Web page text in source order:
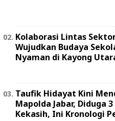
Kolaborasi Lintas
Wujudkan Budaya
Nyaman di Kayong
Taufik Hidayat Kini
Mapolda Jabar, Diduga
Kekasih, Ini Kronologi